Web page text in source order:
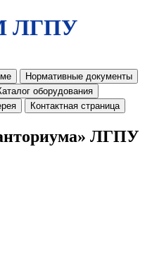
ЛГПУ
Нормативные документы
оборудования
Контактная страница
ЛГПУ